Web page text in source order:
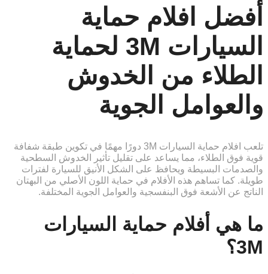
أفضل افلام حماية
السيارات 3M لحماية
الطلاء من الخدوش
والعوامل الجوية
تلعب افلام حماية السيارات 3M دورًا مهمًا في تكوين طبقة شفافة
قوية فوق الطلاء، مما يساعد على تقليل تأثير الخدوش السطحية
والصدمات البسيطة ويحافظ على الشكل الأنيق للسيارة لفترات
طويلة. كما تساهم هذه الأفلام في حماية اللون الأصلي من البهتان
الناتج عن الأشعة فوق البنفسجية والعوامل الجوية المختلفة.
ما هي أفلام حماية السيارات
3M؟